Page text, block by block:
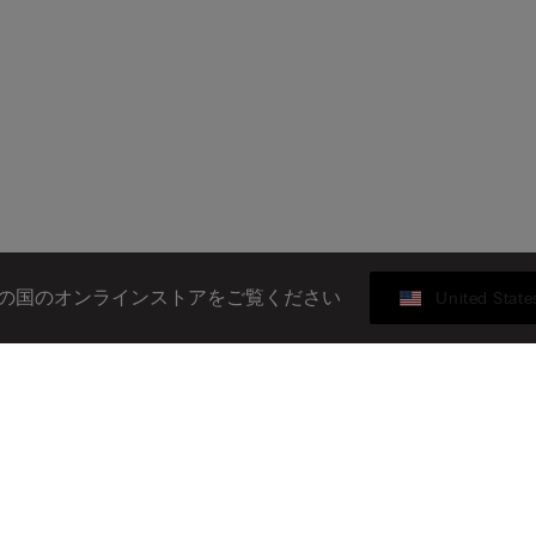
国のオンラインストアをご覧ください United